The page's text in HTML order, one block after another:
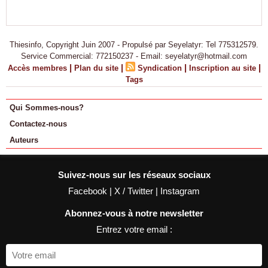
Thiesinfo, Copyright Juin 2007 - Propulsé par Seyelatyr: Tel 775312579.
Service Commercial: 772150237 - Email: seyelatyr@hotmail.com
Accès membres | Plan du site | Syndication | Inscription au site |
Tags
Qui Sommes-nous?
Contactez-nous
Auteurs
Suivez-nous sur les réseaux sociaux
Facebook | X / Twitter | Instagram
Abonnez-vous à notre newsletter
Entrez votre email :